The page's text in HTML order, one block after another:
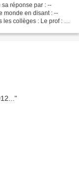
réponse par : --
monde en disant : --
collèges : Le prof : --